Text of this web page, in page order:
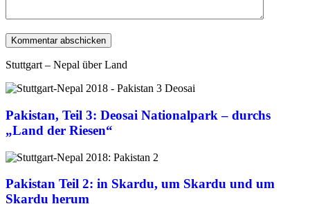
Stuttgart – Nepal über Land
Pakistan, Teil 3: Deosai Nationalpark – durchs
„Land der Riesen“
Pakistan Teil 2: in Skardu, um Skardu und um
Skardu herum